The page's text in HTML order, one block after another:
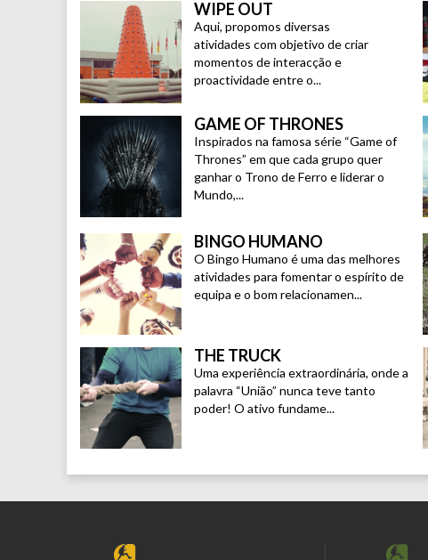
WIPE OUT
Aqui, propomos diversas
atividades com objetivo de criar
momentos de interacção e
proactividade entre o...
GAME OF THRONES
Inspirados na famosa série “Game of
Thrones” em que cada grupo quer
ganhar o Trono de Ferro e liderar o
Mundo,...
BINGO HUMANO
O Bingo Humano é uma das melhores
atividades para fomentar o espírito de
equipa e o bom relacionamen...
THE TRUCK
Uma experiência extraordinária, onde a
palavra “União” nunca teve tanto
poder! O ativo fundame...